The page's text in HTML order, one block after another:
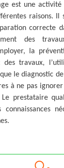
est une
raisons. Il
correcte
des
la
des travaux,
le diagnostic
à ne pas
Le prestataire
connaissances